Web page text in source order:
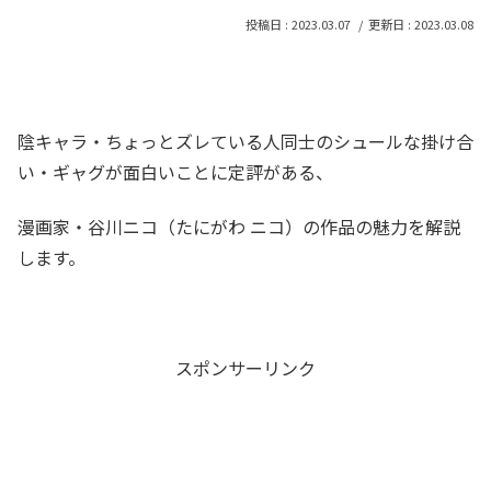
2023.03.07 2023.03.08
陰キャラ・ちょっとズレている人同士のシュールな掛け合
い・ギャグが面白いことに定評がある、
漫画家・谷川ニコ（たにがわ ニコ）の作品の魅力を解説
します。
スポンサーリンク